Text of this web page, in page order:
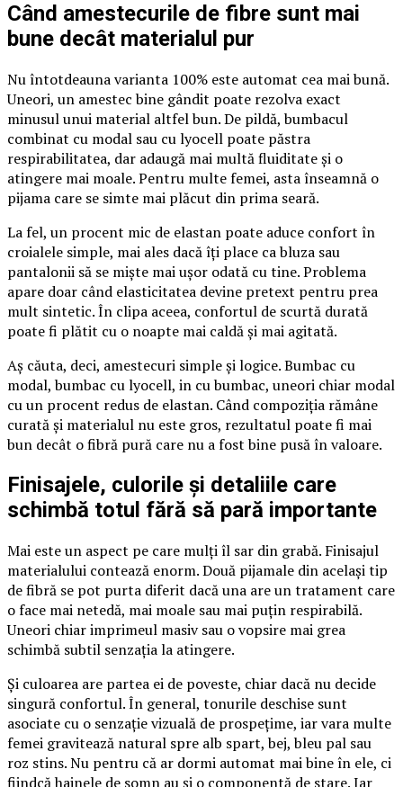
Când amestecurile de fibre sunt mai
bune decât materialul pur
Nu întotdeauna varianta 100% este automat cea mai bună.
Uneori, un amestec bine gândit poate rezolva exact
minusul unui material altfel bun. De pildă, bumbacul
combinat cu modal sau cu lyocell poate păstra
respirabilitatea, dar adaugă mai multă fluiditate și o
atingere mai moale. Pentru multe femei, asta înseamnă o
pijama care se simte mai plăcut din prima seară.
La fel, un procent mic de elastan poate aduce confort în
croialele simple, mai ales dacă îți place ca bluza sau
pantalonii să se miște mai ușor odată cu tine. Problema
apare doar când elasticitatea devine pretext pentru prea
mult sintetic. În clipa aceea, confortul de scurtă durată
poate fi plătit cu o noapte mai caldă și mai agitată.
Aș căuta, deci, amestecuri simple și logice. Bumbac cu
modal, bumbac cu lyocell, in cu bumbac, uneori chiar modal
cu un procent redus de elastan. Când compoziția rămâne
curată și materialul nu este gros, rezultatul poate fi mai
bun decât o fibră pură care nu a fost bine pusă în valoare.
Finisajele, culorile și detaliile care
schimbă totul fără să pară importante
Mai este un aspect pe care mulți îl sar din grabă. Finisajul
materialului contează enorm. Două pijamale din același tip
de fibră se pot purta diferit dacă una are un tratament care
o face mai netedă, mai moale sau mai puțin respirabilă.
Uneori chiar imprimeul masiv sau o vopsire mai grea
schimbă subtil senzația la atingere.
Și culoarea are partea ei de poveste, chiar dacă nu decide
singură confortul. În general, tonurile deschise sunt
asociate cu o senzație vizuală de prospețime, iar vara multe
femei gravitează natural spre alb spart, bej, bleu pal sau
roz stins. Nu pentru că ar dormi automat mai bine în ele, ci
fiindcă hainele de somn au și o componentă de stare. Iar